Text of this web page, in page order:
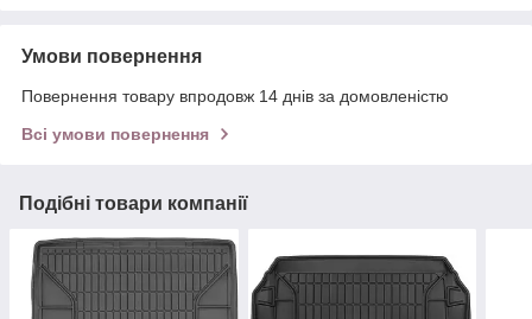
Умови повернення
Повернення товару впродовж 14 днів за домовленістю
Всі умови повернення
Подібні товари компанії